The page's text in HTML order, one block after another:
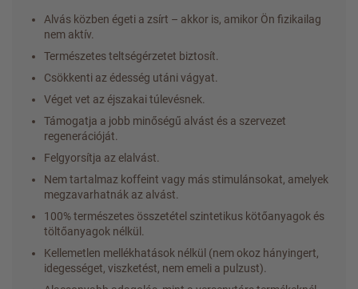
Alvás közben égeti a zsírt – akkor is, amikor Ön fizikailag
nem aktív.
Természetes teltségérzetet biztosít.
Csökkenti az édesség utáni vágyat.
Véget vet az éjszakai túlevésnek.
Támogatja a jobb minőségű alvást és a szervezet
regenerációját.
Felgyorsítja az elalvást.
Nem tartalmaz koffeint vagy más stimulánsokat, amelyek
megzavarhatnák az alvást.
100% természetes összetétel szintetikus kötőanyagok és
töltőanyagok nélkül.
Kellemetlen mellékhatások nélkül (nem okoz hányingert,
idegességet, viszketést, nem emeli a pulzust).